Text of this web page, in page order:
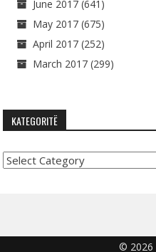
June 2017 (641)
May 2017 (675)
April 2017 (252)
March 2017 (299)
KATEGORITË
Kategoritë
© 2026